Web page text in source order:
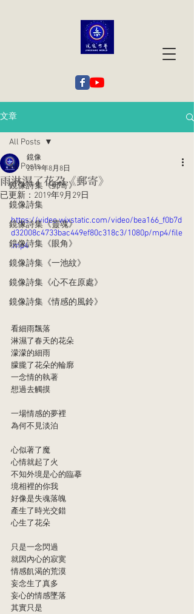
文章
All Posts
鏡像詩集《郵寄》
鏡像詩集
鏡像詩集《靈魂》
鏡像詩集《眼角》
鏡像詩集《一池紋》
鏡像詩集《心不在原處》
鏡像詩集《情感的風鈴》
All Posts
雨淋濕了花朵《郵寄》
鏡像
2019年8月8日
已更新： 2019年9月29日
https://video.wixstatic.com/video/bea166_f0b7d
d32008c4733bac449ef80c318c3/1080p/mp4/file
.mp4
看細雨飄落
淋濕了春天的花朵
濛濛的細雨
朦朧了花朵的輪廓
一念情的執著
想過去觸摸
一場情感的夢裡
為何不見淡泊
心似著了魔
心情就起了火
不知外境是心的臨摹
境相裡的你我
好像是失魂落魄
產生了時光交錯
心生了花朵
只是一念閃過
就因內心的寂寞
情感飢渴的荒漠
妄念生了真多
妄心的情感墜落
其實只是